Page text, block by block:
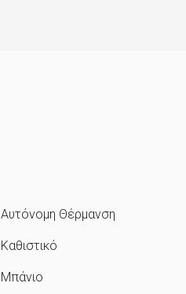
Αυτόνομη Θέρμανση
Καθιστικό
Μπάνιο